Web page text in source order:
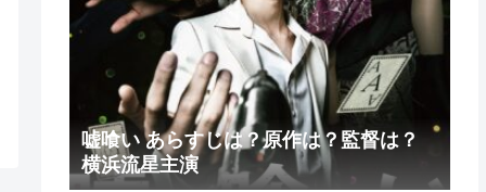
嘘喰い あらすじは？原作は？監督は？
横浜流星主演